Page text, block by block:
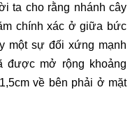
ta cho rằng nhánh cây
chính xác ở giữa bức
một sự đối xứng mạnh
được mở rộng khoảng
về bên phải ở mặt